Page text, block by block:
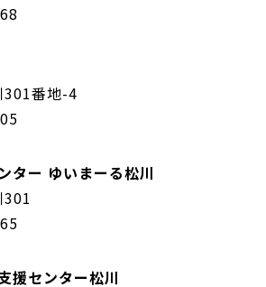
301番地-4
ター ゆいまーる松川
援センター松川